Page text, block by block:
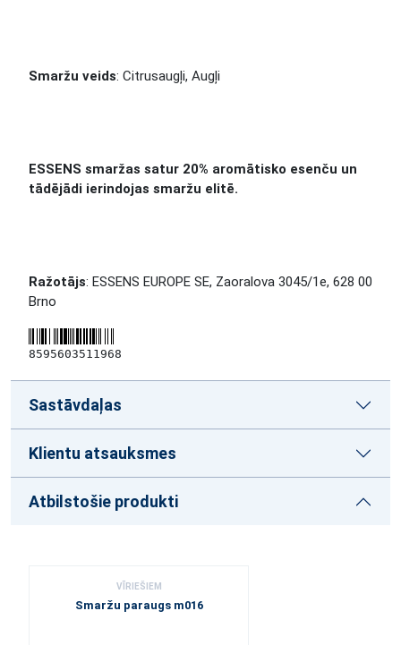
Smaržu veids: Citrusaugļi, Augļi
ESSENS smaržas satur 20% aromātisko esenču un
tādējādi ierindojas smaržu elitē.
Ražotājs: ESSENS EUROPE SE, Zaoralova 3045/1e, 628 00
Brno
8595603511968
Sastāvdaļas
Klientu atsauksmes
Atbilstošie produkti
VĪRIEŠIEM
Smaržu paraugs m016